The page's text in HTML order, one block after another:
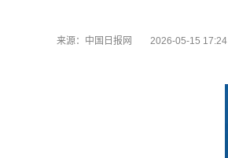
来源：中国日报网 2026-05-15 17:24